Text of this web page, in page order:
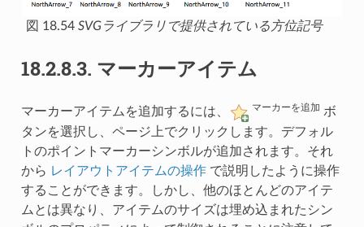
図 18.54 SVGライブラリで提供されている方位記号
18.2.8.3. マーカーアイテム
マーカーアイテムを追加するには、 マーカーを追加 ボ
タンを選択し、ページ上でクリックします。デフォル
トのポイントマーカーシンボルが追加されます。それ
から レイアウトアイテムの操作で説明したように操作
することができます。しかし、他のほとんどのアイテ
ムとは異なり、アイテムのサイズは埋め込まれたシン